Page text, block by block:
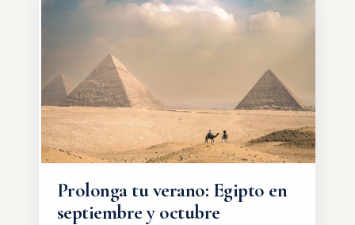
Prolonga tu verano: Egipto en
septiembre y octubre